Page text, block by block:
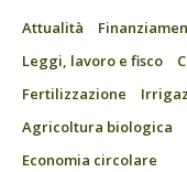
Attualità
Leggi, lavoro e fisco
Fertilizzazione
Agricoltura biologica
Economia circolare